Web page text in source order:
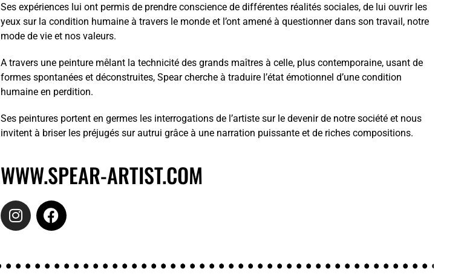
Ses expériences lui ont permis de prendre conscience de différentes réalités sociales, de lui ouvrir les
yeux sur la condition humaine à travers le monde et l’ont amené à questionner dans son travail, notre
mode de vie et nos valeurs.
A travers une peinture mêlant la technicité des grands maîtres à celle, plus contemporaine, usant de
formes spontanées et déconstruites, Spear cherche à traduire l’état émotionnel d’une condition
humaine en perdition.
Ses peintures portent en germes les interrogations de l’artiste sur le devenir de notre société et nous
invitent à briser les préjugés sur autrui grâce à une narration puissante et de riches compositions.
WWW.SPEAR-ARTIST.COM